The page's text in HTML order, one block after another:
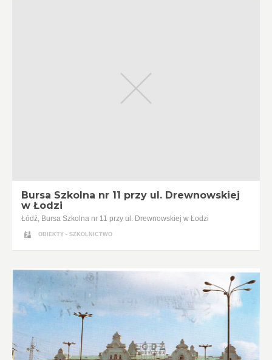
Bursa Szkolna nr 11 przy ul. Drewnowskiej
w Łodzi
Łódź, Bursa Szkolna nr 11 przy ul. Drewnowskiej w Łodzi
OBIEKTY - SZKOLNICTWO